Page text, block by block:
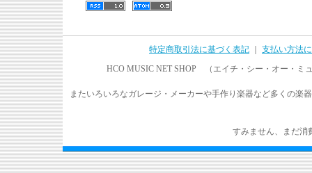
特定商取引法に基づく表記
支払い方法
HCO MUSIC NET SHOP （エイチ・シー・オー・ミ
またいろいろなガレージ・メーカーや手作り楽器など多くの楽
すみません、まだ消